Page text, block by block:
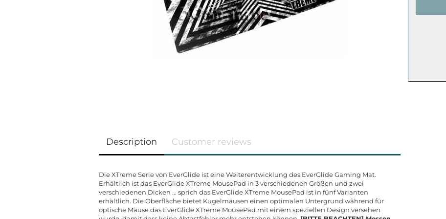
Description Customer reviews
Die XTreme Serie von EverGlide ist eine Weiterentwicklung des EverGlide Gaming Mat.
Erhältlich ist das EverGlide XTreme MousePad in 3 verschiedenen Größen und zwei
verschiedenen Dicken ... sprich das EverGlide XTreme MousePad ist in fünf Varianten
erhältlich. Die Oberfläche bietet Kugelmäusen einen optimalen Untergrund während für
optische Mäuse das EverGlide XTreme MousePad mit einem speziellen Design versehen